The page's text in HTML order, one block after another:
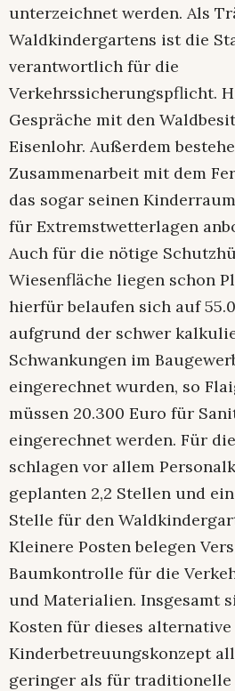
unterzeichnet werden. Als
Waldkindergartens ist die
verantwortlich für die
Verkehrssicherungspflicht.
Gespräche mit den
Eisenlohr. Außerdem
Zusammenarbeit mit dem
das sogar seinen
für Extremstwetterlagen
Auch für die nötige
Wiesenfläche liegen schon
hierfür belaufen sich auf
aufgrund der schwer
Schwankungen im
eingerechnet wurden, so
müssen 20.300 Euro für
eingerechnet werden. Für
schlagen vor allem
geplanten 2,2 Stellen und
Stelle für den
Kleinere Posten belegen
Baumkontrolle für die
und Materialien. Insgesamt
Kosten für dieses alternative
Kinderbetreuungskonzept
geringer als für traditionelle